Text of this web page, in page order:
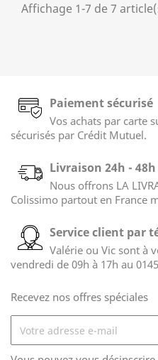
Affichage 1-7 de 7
Paiement sécurisé
Vos achats par carte
sécurisés par Crédit Mutuel.
Livraison 24h - 48h
Nous offrons LA
Colissimo partout en France
Service client par
Valérie ou Vic sont à
vendredi de 09h à 17h au
Recevez nos offres spéciales